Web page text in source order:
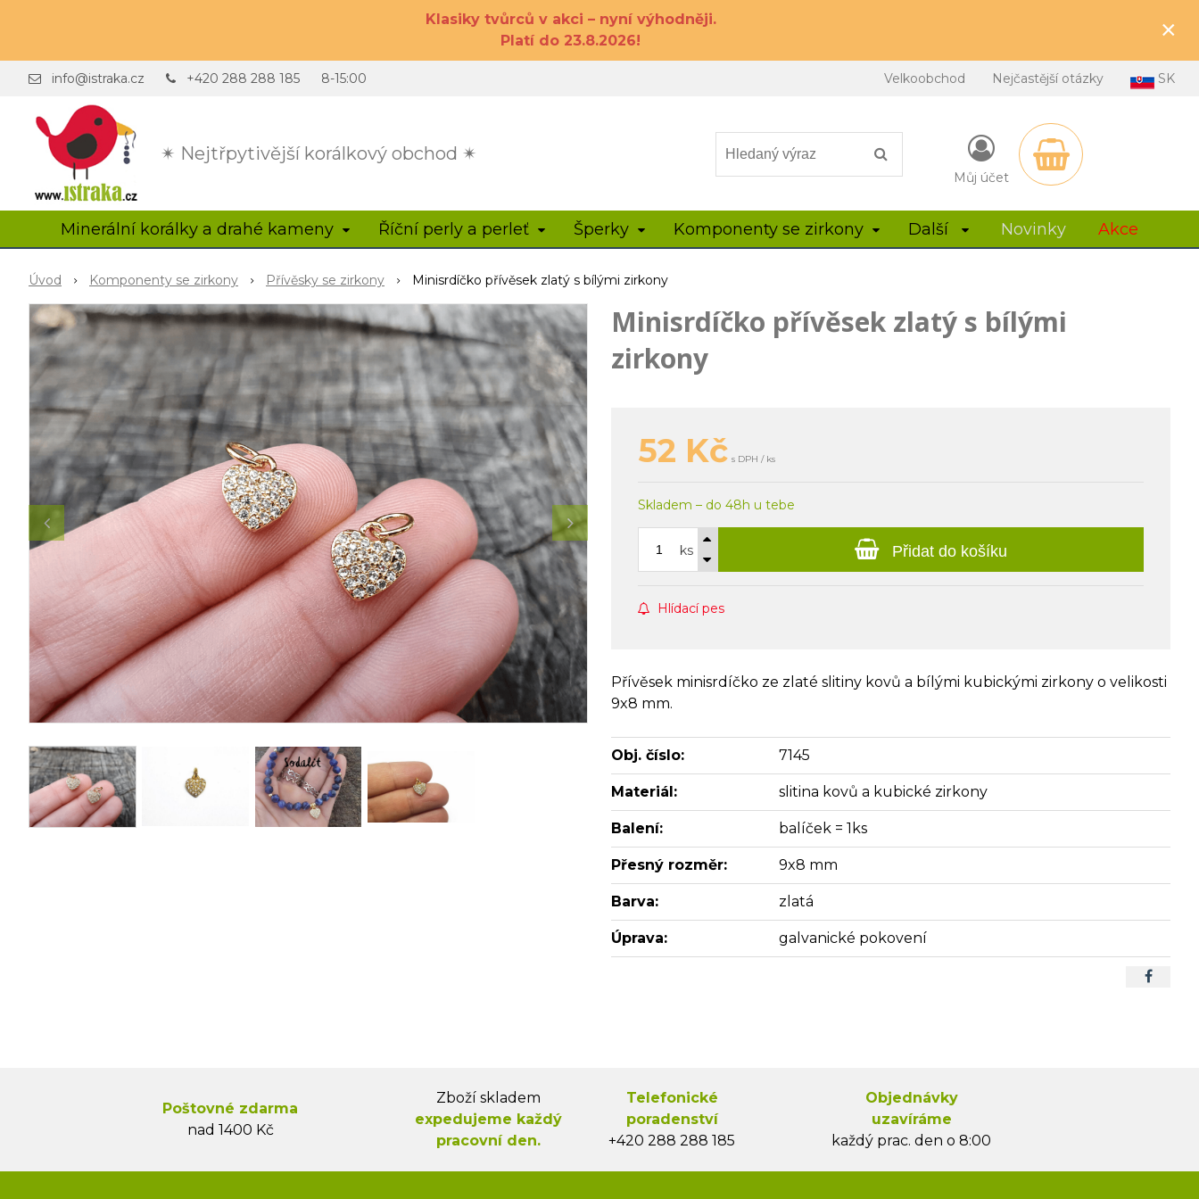
Klasiky tvůrců v akci – nyní výhodněji.
Platí do 23.8.2026!
×
✴ Nejtřpytivější korálkový obchod ✴
info@istraka.cz +420 288 288 185 8-15:00 Velkoobchod Nejčastější otázky SK
Můj účet
Minerální korálky a drahé kameny Říční perly a perleť Šperky Komponenty se zirkony Další Novinky Akce
Úvod Komponenty se zirkony Přívěsky se zirkony Minisrdíčko přívěsek zlatý s bílými zirkony
Minisrdíčko přívěsek zlatý s bílými
zirkony
52 Kč s DPH / ks
Skladem – do 48h u tebe
ks Přidat do košíku
Hlídací pes
Přívěsek minisrdíčko ze zlaté slitiny kovů a bílými kubickými zirkony o velikosti
9x8 mm.
Obj. číslo: 7145
Materiál: slitina kovů a kubické zirkony
Balení: balíček = 1ks
Přesný rozměr: 9x8 mm
Barva: zlatá
Úprava: galvanické pokovení
Poštovné zdarma
nad 1400 Kč
Zboží skladem
expedujeme každý
pracovní den.
Telefonické
poradenství
+420 288 288 185
Objednávky
uzavíráme
každý prac. den o 8:00